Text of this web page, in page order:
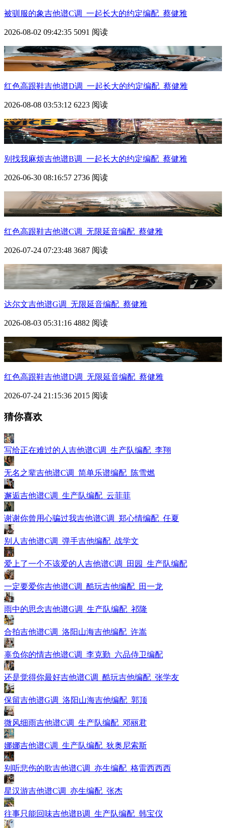
被驯服的象吉他谱C调_一起长大的约定编配_蔡健雅
2026-08-02 09:42:35 5091 阅读
红色高跟鞋吉他谱D调_一起长大的约定编配_蔡健雅
2026-08-08 03:53:12 6223 阅读
别找我麻烦吉他谱B调_一起长大的约定编配_蔡健雅
2026-06-30 08:16:57 2736 阅读
红色高跟鞋吉他谱C调_无限延音编配_蔡健雅
2026-07-24 07:23:48 3687 阅读
达尔文吉他谱G调_无限延音编配_蔡健雅
2026-08-03 05:31:16 4882 阅读
红色高跟鞋吉他谱D调_无限延音编配_蔡健雅
2026-07-24 21:15:36 2015 阅读
猜你喜欢
写给正在难过的人吉他谱C调_生产队编配_李翔
无名之辈吉他谱C调_简单乐谱编配_陈雪燃
邂逅吉他谱C调_生产队编配_云菲菲
谢谢你曾用心骗过我吉他谱C调_郑心情编配_任夏
别人吉他谱C调_弹手吉他编配_战学文
爱上了一个不该爱的人吉他谱C调_田园_生产队编配
一定要爱你吉他谱C调_酷玩吉他编配_田一龙
雨中的思念吉他谱G调_生产队编配_祁隆
合拍吉他谱C调_洛阳山海吉他编配_许嵩
辜负你的情吉他谱C调_李克勤_六品侍卫编配
还是觉得你最好吉他谱C调_酷玩吉他编配_张学友
保留吉他谱G调_洛阳山海吉他编配_郭顶
微风细雨吉他谱C调_生产队编配_邓丽君
娜娜吉他谱C调_生产队编配_狄奥尼索斯
别听悲伤的歌吉他谱C调_亦生编配_格雷西西西
星汉游吉他谱C调_亦生编配_张杰
往事只能回味吉他谱B调_生产队编配_韩宝仪